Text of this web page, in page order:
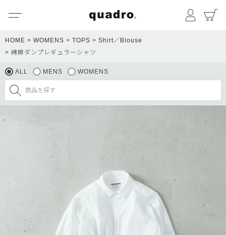
マイペ
HOME WOMENS TOPS
Shirt／Blouse
綿麻ダンプレギュラーシャツ
ALL MENS WOMENS